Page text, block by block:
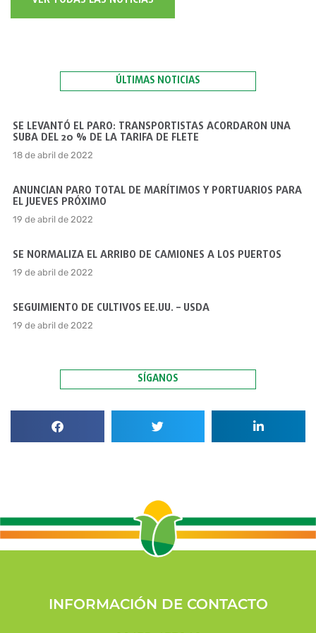
ÚLTIMAS NOTICIAS
SE LEVANTÓ EL PARO: TRANSPORTISTAS ACORDARON UNA
SUBA DEL 20 % DE LA TARIFA DE FLETE
18 de abril de 2022
ANUNCIAN PARO TOTAL DE MARÍTIMOS Y PORTUARIOS PARA
EL JUEVES PRÓXIMO
19 de abril de 2022
SE NORMALIZA EL ARRIBO DE CAMIONES A LOS PUERTOS
19 de abril de 2022
SEGUIMIENTO DE CULTIVOS EE.UU. – USDA
19 de abril de 2022
SÍGANOS
INFORMACIÓN DE CONTACTO